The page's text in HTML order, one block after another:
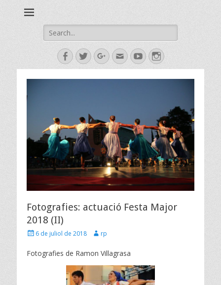
Search
for:
Facebook
TwitterGoogleplus
EmailYouTubeInstagram
Fotografies: actuació Festa Major
2018 (II)
Posted6 de juliol de 2018 Author
rp
Fotografies de Ramon Villagrasa